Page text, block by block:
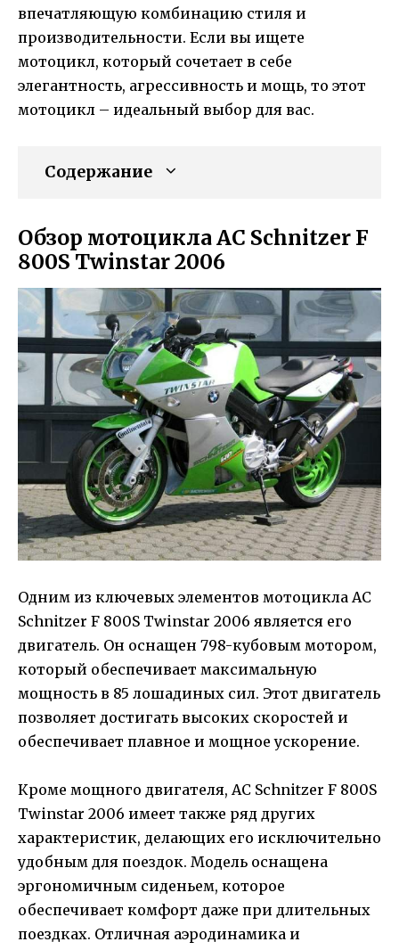
впечатляющую комбинацию стиля и
производительности. Если вы ищете
мотоцикл, который сочетает в себе
элегантность, агрессивность и мощь, то этот
мотоцикл – идеальный выбор для вас.
Содержание
Обзор мотоцикла AC Schnitzer F
800S Twinstar 2006
Одним из ключевых элементов мотоцикла AC
Schnitzer F 800S Twinstar 2006 является его
двигатель. Он оснащен 798-кубовым мотором,
который обеспечивает максимальную
мощность в 85 лошадиных сил. Этот двигатель
позволяет достигать высоких скоростей и
обеспечивает плавное и мощное ускорение.
Кроме мощного двигателя, AC Schnitzer F 800S
Twinstar 2006 имеет также ряд других
характеристик, делающих его исключительно
удобным для поездок. Модель оснащена
эргономичным сиденьем, которое
обеспечивает комфорт даже при длительных
поездках. Отличная аэродинамика и